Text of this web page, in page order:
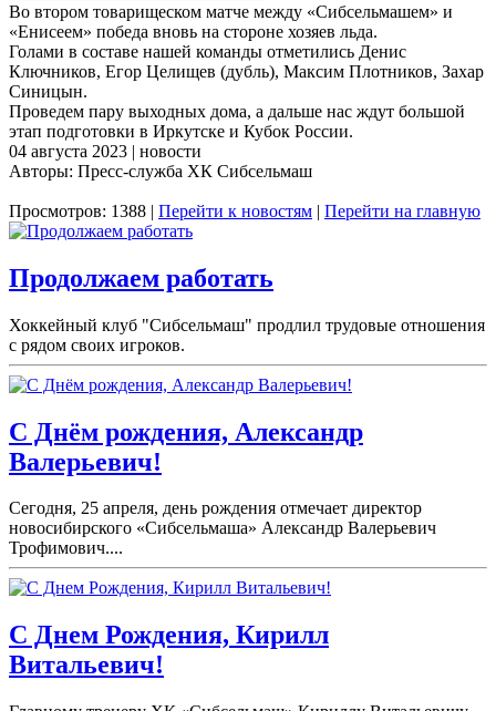
Во втором товарищеском матче между «Сибсельмашем» и
«Енисеем» победа вновь на стороне хозяев льда.
Голами в составе нашей команды отметились Денис
Ключников, Егор Целищев (дубль), Максим Плотников, Захар
Синицын.
Проведем пару выходных дома, а дальше нас ждут большой
этап подготовки в Иркутске и Кубок России.
04 августа 2023 | новости
Авторы: Пресс-служба ХК Сибсельмаш
Просмотров: 1388 | Перейти к новостям | Перейти на главную
Продолжаем работать
Хоккейный клуб "Сибсельмаш" продлил трудовые отношения
с рядом своих игроков.
С Днём рождения, Александр
Валерьевич!
Сегодня, 25 апреля, день рождения отмечает директор
новосибирского «Сибсельмаша» Александр Валерьевич
Трофимович....
С Днем Рождения, Кирилл
Витальевич!